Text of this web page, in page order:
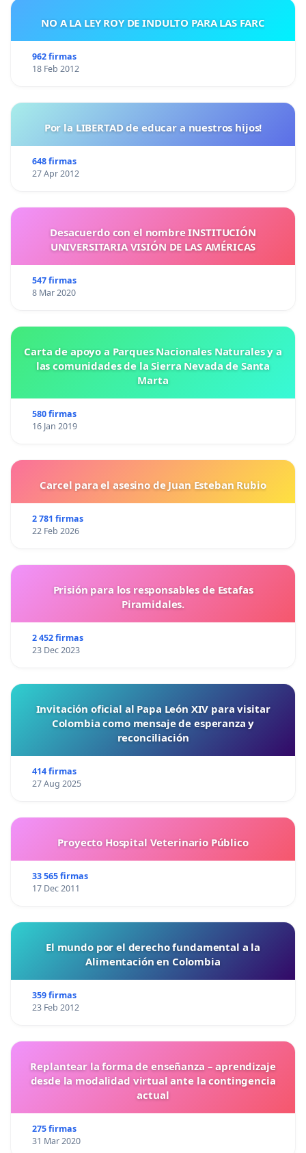
NO A LA LEY ROY DE INDULTO PARA LAS FARC
962 firmas
18 Feb 2012
Por la LIBERTAD de educar a nuestros hijos!
648 firmas
27 Apr 2012
Desacuerdo con el nombre INSTITUCIÓN
UNIVERSITARIA VISIÓN DE LAS AMÉRICAS
547 firmas
8 Mar 2020
Carta de apoyo a Parques Nacionales Naturales y a
las comunidades de la Sierra Nevada de Santa
Marta
580 firmas
16 Jan 2019
Carcel para el asesino de Juan Esteban Rubio
2 781 firmas
22 Feb 2026
Prisión para los responsables de Estafas
Piramidales.
2 452 firmas
23 Dec 2023
Invitación oficial al Papa León XIV para visitar
Colombia como mensaje de esperanza y
reconciliación
414 firmas
27 Aug 2025
Proyecto Hospital Veterinario Público
33 565 firmas
17 Dec 2011
El mundo por el derecho fundamental a la
Alimentación en Colombia
359 firmas
23 Feb 2012
Replantear la forma de enseñanza – aprendizaje
desde la modalidad virtual ante la contingencia
actual
275 firmas
31 Mar 2020